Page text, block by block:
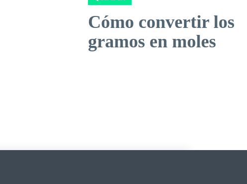
Cómo convertir los
gramos en moles